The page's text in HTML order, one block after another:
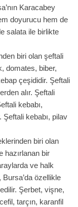
Karacabey
doyurucu hem de
salata ile birlikte
biri olan şeftali
domates, biber,
çeşididir. Şeftali
alır. Şeftali
kebabı,
Şeftali kebabı, pilav
biri olan
hazırlanan bir
ve halk
özellikle
Şerbet, vişne,
tarçın, karanfil